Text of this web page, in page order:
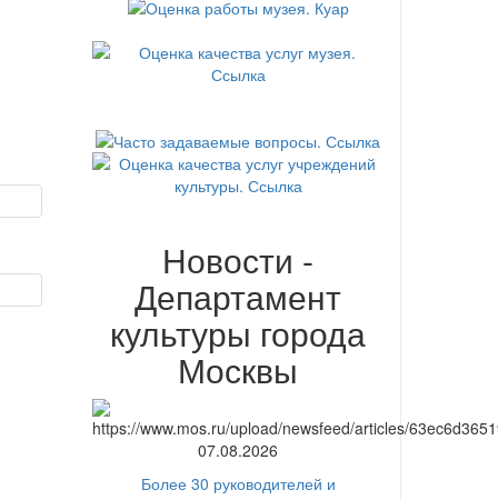
Новости -
Департамент
культуры города
Москвы
07.08.2026
Более 30 руководителей и